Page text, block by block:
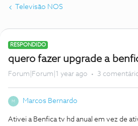
Televisão NOS
RESPONDIDO
quero fazer upgrade a
Forum|Forum|1 year ago 3
M Marcos Bernardo
Ativei a Benfica tv hd anual em vez de